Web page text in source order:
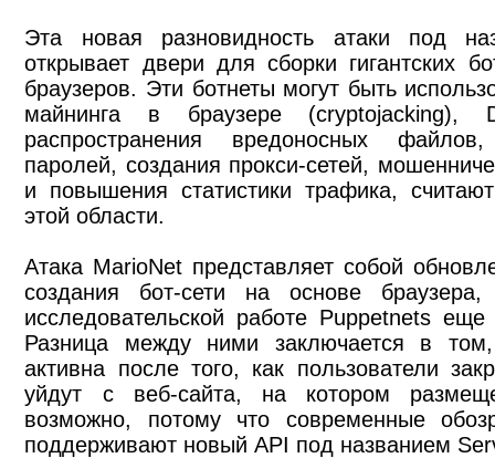
Эта новая разновидность атаки под
открывает двери для сборки гигантских
браузеров. Эти ботнеты могут быть
майнинга в браузере (cryptojacking),
распространения вредоносных
паролей, создания прокси-сетей,
и повышения статистики трафика,
этой области.
Атака MarioNet представляет собой
создания бот-сети на основе
исследовательской работе Puppetnets
Разница между ними заключается в
активна после того, как пользователи
уйдут с веб-сайта, на котором
возможно, потому что современные
поддерживают новый API под названием